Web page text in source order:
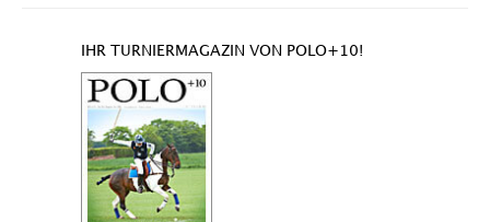
IHR TURNIERMAGAZIN VON POLO+10!